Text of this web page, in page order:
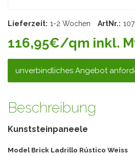
Lieferzeit: 1-2 Wochen ArtNr.:
116,95€/qm inkl.
unverbindliches Angebot
Beschreibung
Kunststeinpaneele
Model Brick Ladrillo Rústico Weiss